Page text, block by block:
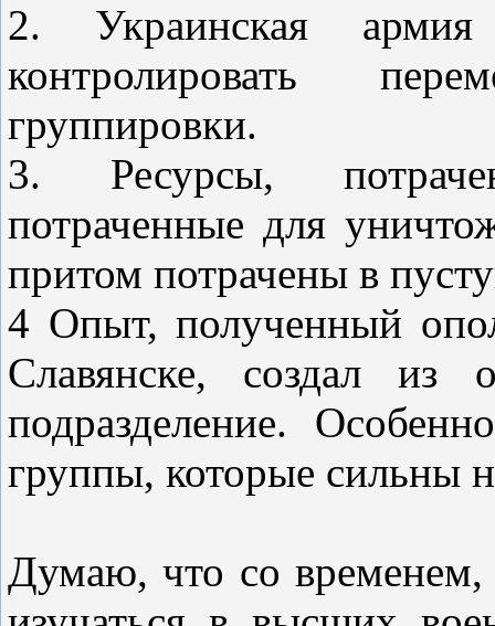
2. Украинская
контролировать
группировки.
3. Ресурсы,
потраченные для
притом потрачены в
4 Опыт, полученный
Славянске, создал из
подразделение.
группы, которые сильны
Думаю, что со временем,